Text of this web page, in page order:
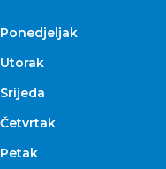
Ponedjeljak
Utorak
Srijeda
Četvrtak
Petak